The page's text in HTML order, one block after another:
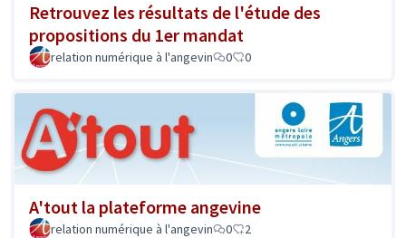
Retrouvez les résultats de l'étude des
propositions du 1er mandat
relation numérique à l'angevin 0 0
A'tout la plateforme angevine
relation numérique à l'angevin 0 2